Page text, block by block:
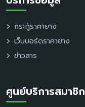
กระทู้ราคายาง
เว็บบอร์ดราคายาง
ข่าวสาร
ศูนย์บริการสมาชิก